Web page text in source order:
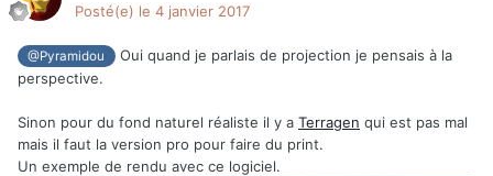
Posté(e) le 4 janvier 2017
@Pyramidou
Oui quand je parlais de projection je pensais à la
perspective.
Sinon pour du fond naturel réaliste il y a Terragen qui est pas mal
mais il faut la version pro pour faire du print.
Un exemple de rendu avec ce logiciel.